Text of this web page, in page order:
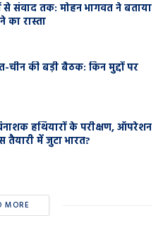
संवाद तक: मोहन भागवत ने बताया
रास्ता
चीन की बड़ी बैठक: किन मुद्दों पर
हथियारों के परीक्षण, ऑपरेशन
में जुटा भारत?
MORE